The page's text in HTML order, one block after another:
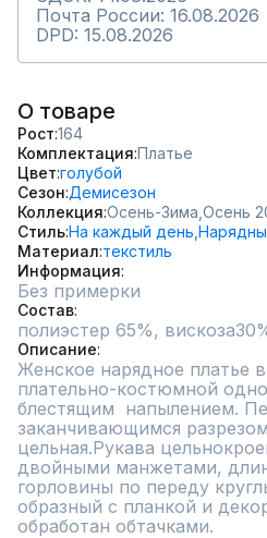
Почта России: 16.08.2026
DPD: 15.08.2026
О товаре
Рост 164
Комплектация Платье
Цвет голубой
Сезон Демисезон
Коллекция Осень-Зима, Осень
СтильНа каждый день,
Материал текстиль
Информация
Без примерки
Состав
полиэстер 65%,
Описание
Женское нарядное платье
плательно-костюмной
блестящим  напылением.
заканчивающимся
цельная.Рукава
двойными манжетами,
горловины по переду
образный с планкой и
обработан обтачками.